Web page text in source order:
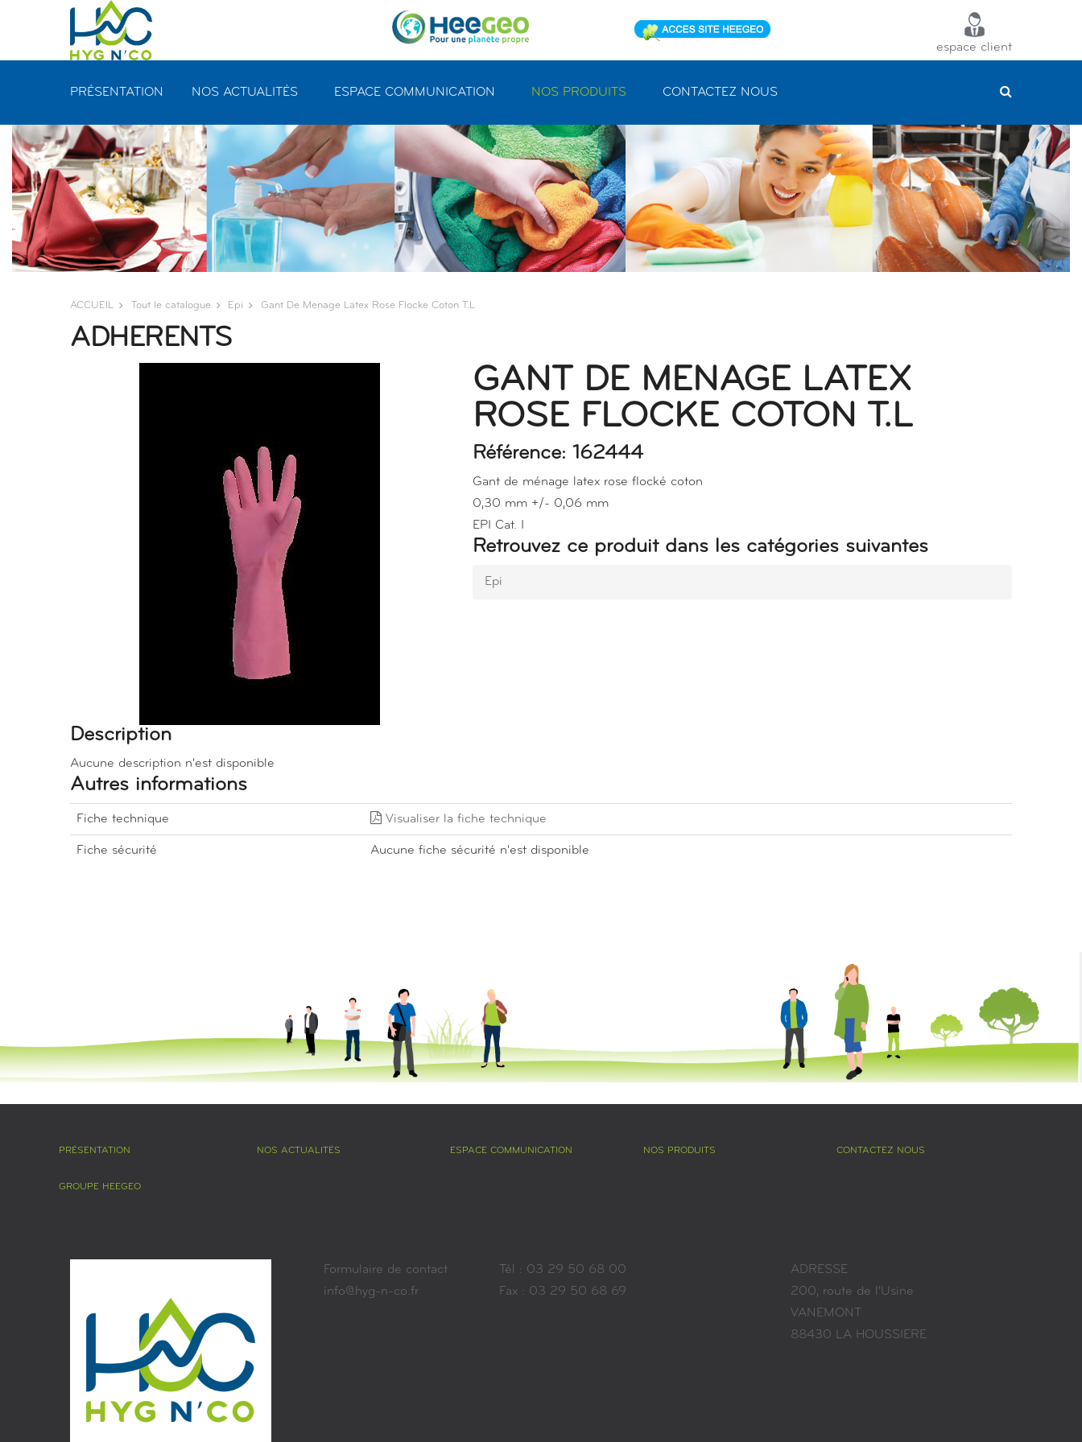
espace client
PRÉSENTATION NOS ACTUALITÉS ESPACE COMMUNICATION NOS PRODUITS CONTACTEZ NOUS
ACCUEIL Tout le catalogue Epi Gant De Menage Latex Rose Flocke Coton T.l
ADHERENTS
GANT DE MENAGE LATEX
ROSE FLOCKE COTON T.L
Référence: 162444
Gant de ménage latex rose flocké coton
0,30 mm +/- 0,06 mm
EPI Cat. I
Retrouvez ce produit dans les catégories suivantes
Epi
Description
Aucune description n'est disponible
Autres informations
Fiche technique Visualiser la fiche technique
Fiche sécurité Aucune fiche sécurité n'est disponible
PRÉSENTATION NOS ACTUALITÉS ESPACE COMMUNICATION NOS PRODUITS CONTACTEZ NOUS
GROUPE HEEGEO
Formulaire de contact
info@hyg-n-co.fr
Tél : 03 29 50 68 00
Fax : 03 29 50 68 69
ADRESSE
200, route de l'Usine
VANEMONT
88430 LA HOUSSIERE
Panneau de gestion des cookies